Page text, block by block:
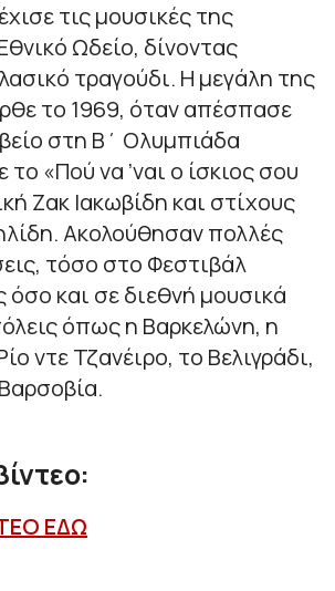
τις μουσικές της
Ωδείο, δίνοντας
τραγούδι. Η μεγάλη της
το 1969, όταν απέσπασε
στη Β΄ Ολυμπιάδα
«Πού να ’ναι ο ίσκιος σου
Ζακ Ιακωβίδη και στίχους
Ακολούθησαν πολλές
τόσο στο Φεστιβάλ
και σε διεθνή μουσικά
όπως η Βαρκελώνη, η
ντε Τζανέιρο, το Βελιγράδι,
ΕΔΩ